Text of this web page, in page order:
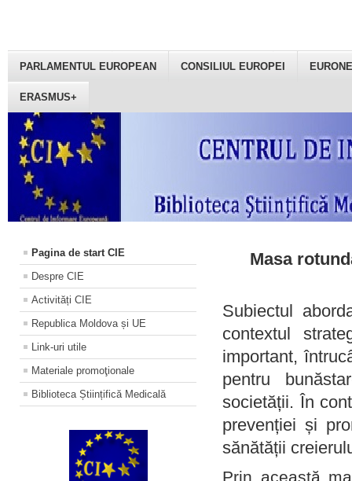
PARLAMENTUL EUROPEAN CONSILIUL EUROPEI
ERASMUS+
Pagina de start CIE
Despre CIE
Activități CIE
Republica Moldova și UE
Link-uri utile
Materiale promoţionale
Biblioteca Științifică Medicală
Masa
Subiectul
contextul
important,
pentru
societății. În
prevenției și
sănătății
Prin această